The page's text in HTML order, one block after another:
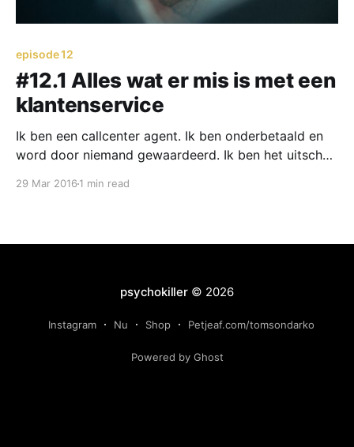
episode 12
#12.1 Alles wat er mis is met een
klantenservice
Ik ben een callcenter agent. Ik ben onderbetaald en
word door niemand gewaardeerd. Ik ben het uitschot
29 Mar 2016 1 min read
psychokiller© 2026
Instagram Nu Shop Petjeaf.com/tomsondarko
Powered by Ghost